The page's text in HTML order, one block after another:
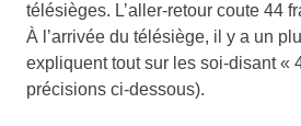
télésièges. L’aller-retour coute 44
À l’arrivée du télésiège, il y a un
expliquent tout sur les soi-disant «
précisions ci-dessous).